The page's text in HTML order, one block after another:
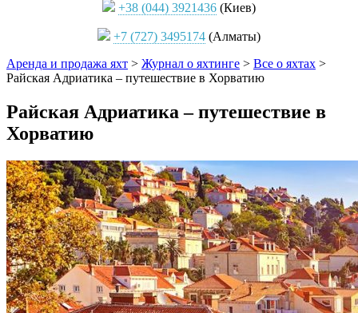
+38 (044) 3921436 (Киев)
+7 (727) 3495174 (Алматы)
Аренда и продажа яхт > Журнал о яхтинге > Все о яхтах >
Райская Адриатика – путешествие в Хорватию
Райская Адриатика – путешествие в
Хорватию